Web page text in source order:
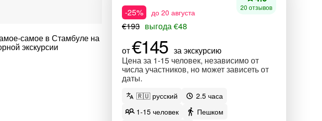
-25%
до 20 августа
€193 выгода €48
от€145 за экскурсию
Цена за 1-15 человек, независимо от
числа участников, но может зависеть от
даты.
20 отзывов
🇷🇺 русский
2.5 часа
1-15 человек
Пешком